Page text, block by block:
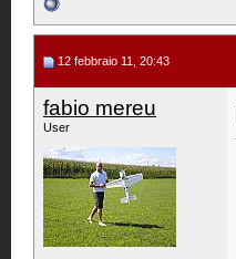
12 febbraio 11, 20:43
fabio mereu
User